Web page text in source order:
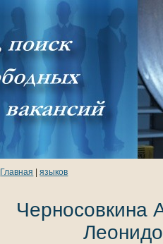
Главнaя |языкoв
Черносовкинa